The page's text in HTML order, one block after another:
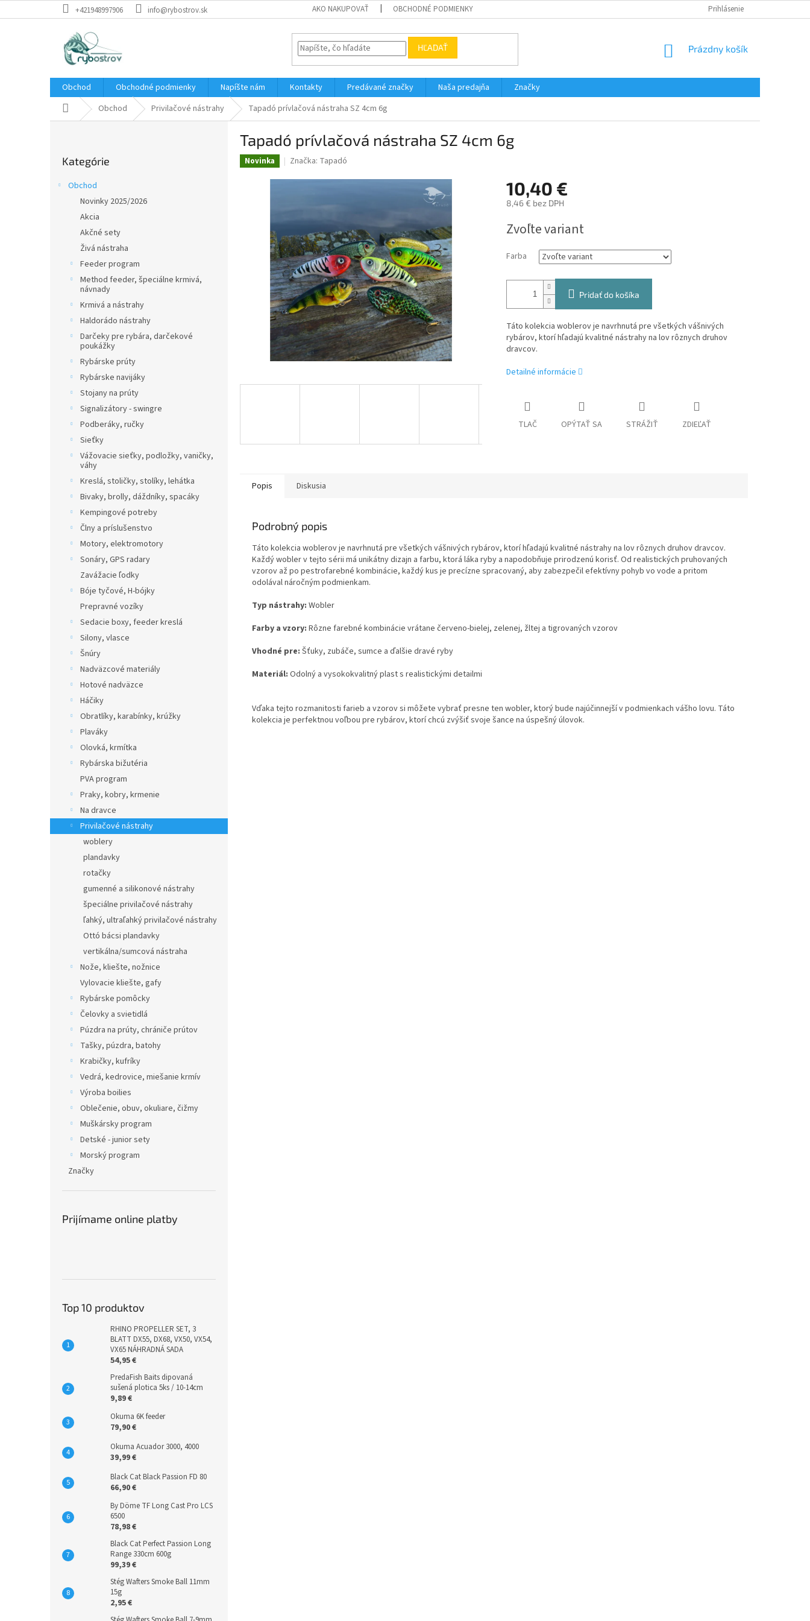
na
+421948997906 info@rybostrov.sk AKO NAKUPOVAŤ OBCHODNÉ PODMIENKY Prihlásenie
HĽADAŤ
NÁKUPNÝ
Prázdny košík
Obchod Obchodné podmienky Napíšte nám Kontakty Predávané značky Naša predajňa
Značky
Domov Obchod Privilačové nástrahy Tapadó prívlačová nástraha SZ 4cm 6g
kategórie
Kategórie
Obchod
Novinky 2025/2026
Akcia
Akčné sety
Živá nástraha
Feeder program
Method feeder, špeciálne krmivá,
návnady
Krmivá a nástrahy
Haldorádo nástrahy
Darčeky pre rybára, darčekové
poukážky
Rybárske prúty
Rybárske navijáky
Stojany na prúty
Signalizátory - swingre
Podberáky, ručky
Sieťky
Vážovacie sieťky, podložky, vaničky,
váhy
Kreslá, stoličky, stolíky, lehátka
Bivaky, brolly, dáždníky, spacáky
Kempingové potreby
Člny a príslušenstvo
Motory, elektromotory
Sonáry, GPS radary
Zavážacie ľodky
Bóje tyčové, H-bójky
Prepravné vozíky
Sedacie boxy, feeder kreslá
Silony, vlasce
Šnúry
Nadväzcové materiály
Hotové nadväzce
Háčiky
Obratlíky, karabínky, krúžky
Plaváky
Olovká, krmítka
Rybárska bižutéria
PVA program
Praky, kobry, krmenie
Na dravce
Privilačové nástrahy
woblery
plandavky
rotačky
gumenné a silikonové nástrahy
špeciálne privilačové nástrahy
ľahký, ultraľahký privilačové nástrahy
Ottó bácsi plandavky
vertikálna/sumcová nástraha
Nože, kliešte, nožnice
Vylovacie kliešte, gafy
Rybárske pomôcky
Čelovky a svietidlá
Púzdra na prúty, chrániče prútov
Tašky, púzdra, batohy
Krabičky, kufríky
Vedrá, kedrovice, miešanie krmív
Výroba boilies
Oblečenie, obuv, okuliare, čižmy
Muškársky program
Detské - junior sety
Morský program
Značky
Prijímame online platby
Top 10 produktov
RHINO PROPELLER SET, 3
BLATT DX55, DX68, VX50, VX54,
VX65 NÁHRADNÁ SADA
54,95 €
PredaFish Baits dipovaná
sušená plotica 5ks / 10-14cm
9,89 €
Okuma 6K feeder
79,90 €
Okuma Acuador 3000, 4000
39,99 €
Black Cat Black Passion FD 80
66,90 €
By Döme TF Long Cast Pro LCS
6500
78,98 €
Black Cat Perfect Passion Long
Range 330cm 600g
99,39 €
Stég Wafters Smoke Ball 11mm
15g
2,95 €
Tapadó prívlačová nástraha SZ 4cm 6g
Novinka Značka: Tapadó
10,40 €
8,46 € bez DPH
cena:
Zvoľte variant
Farba
Pridať do košíka
Táto kolekcia woblerov je navrhnutá pre všetkých vášnivých
rybárov, ktorí hľadajú kvalitné nástrahy na lov rôznych druhov
dravcov.
Detailné informácie
TLAČ OPÝTAŤ SA STRÁŽIŤ ZDIEĽAŤ
Popis Diskusia
Podrobný popis
Táto kolekcia woblerov je navrhnutá pre všetkých vášnivých rybárov, ktorí hľadajú kvalitné nástrahy na lov rôznych druhov dravcov.
Každý wobler v tejto sérii má unikátny dizajn a farbu, ktorá láka ryby a napodobňuje prirodzenú korisť. Od realistických pruhovaných
vzorov až po pestrofarebné kombinácie, každý kus je precízne spracovaný, aby zabezpečil efektívny pohyb vo vode a pritom
odolával náročným podmienkam.
Typ nástrahy: Wobler
Farby a vzory: Rôzne farebné kombinácie vrátane červeno-bielej, zelenej, žltej a tigrovaných vzorov
Vhodné pre: Šťuky, zubáče, sumce a ďalšie dravé ryby
Materiál: Odolný a vysokokvalitný plast s realistickými detailmi
Vďaka tejto rozmanitosti farieb a vzorov si môžete vybrať presne ten wobler, ktorý bude najúčinnejší v podmienkach vášho lovu. Táto
kolekcia je perfektnou voľbou pre rybárov, ktorí chcú zvýšiť svoje šance na úspešný úlovok.